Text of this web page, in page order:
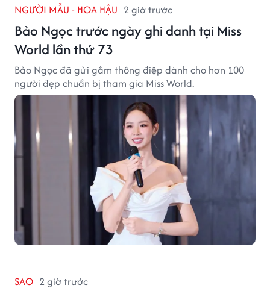
NGƯỜI MẪU - HOA HẬU 2 giờ trước
Bảo Ngọc trước ngày ghi danh tại Miss
World lần thứ 73
Bảo Ngọc đã gửi gắm thông điệp dành cho hơn 100
người đẹp chuẩn bị tham gia Miss World.
SAO 2 giờ trước